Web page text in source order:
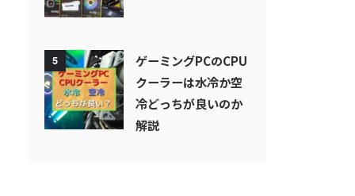
5
ゲーミングPCのCPU
クーラーは水冷か空
冷どっちが良いのか
解説